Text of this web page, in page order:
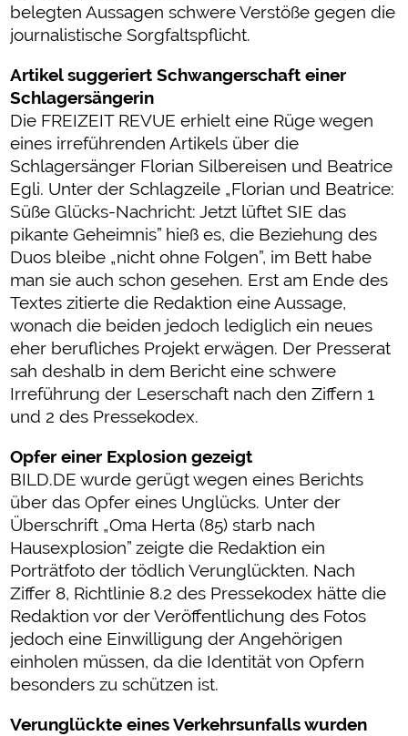
belegten Aussagen schwere Verstöße gegen die
journalistische Sorgfaltspflicht.
Artikel suggeriert Schwangerschaft einer
Schlagersängerin
Die FREIZEIT REVUE erhielt eine Rüge wegen
eines irreführenden Artikels über die
Schlagersänger Florian Silbereisen und Beatrice
Egli. Unter der Schlagzeile „Florian und Beatrice:
Süße Glücks-Nachricht: Jetzt lüftet SIE das
pikante Geheimnis” hieß es, die Beziehung des
Duos bleibe „nicht ohne Folgen”, im Bett habe
man sie auch schon gesehen. Erst am Ende des
Textes zitierte die Redaktion eine Aussage,
wonach die beiden jedoch lediglich ein neues
eher berufliches Projekt erwägen. Der Presserat
sah deshalb in dem Bericht eine schwere
Irreführung der Leserschaft nach den Ziffern 1
und 2 des Pressekodex.
Opfer einer Explosion gezeigt
BILD.DE wurde gerügt wegen eines Berichts
über das Opfer eines Unglücks. Unter der
Überschrift „Oma Herta (85) starb nach
Hausexplosion” zeigte die Redaktion ein
Porträtfoto der tödlich Verunglückten. Nach
Ziffer 8, Richtlinie 8.2 des Pressekodex hätte die
Redaktion vor der Veröffentlichung des Fotos
jedoch eine Einwilligung der Angehörigen
einholen müssen, da die Identität von Opfern
besonders zu schützen ist.
Verunglückte eines Verkehrsunfalls wurden